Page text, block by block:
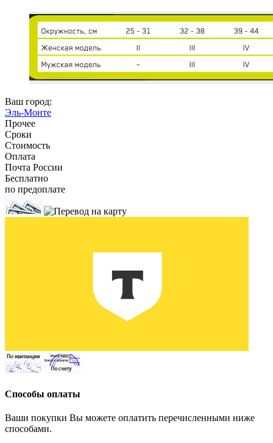
Ваш город:
Эль-Монте
Прочее
Сроки
Стоимость
Оплата
Почта России
Бесплатно
по предоплате
Способы оплаты
Ваши покупки Вы можете оплатить перечисленными ниже
способами.